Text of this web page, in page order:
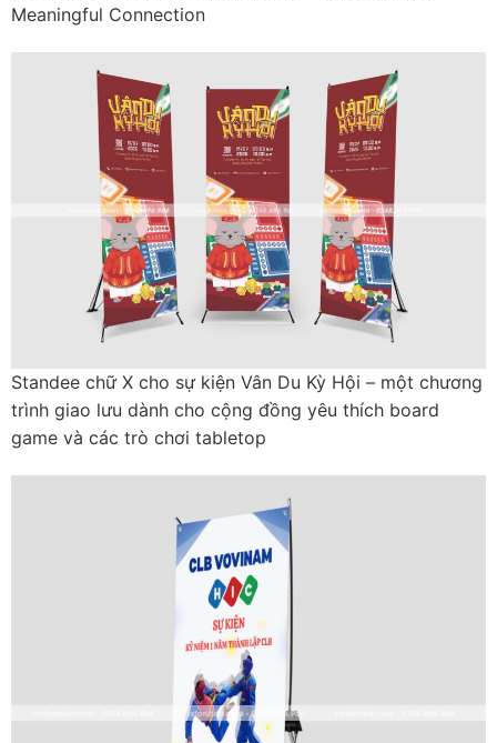
Meaningful Connection
Standee chữ X cho sự kiện Vân Du Kỳ Hội – một chương
trình giao lưu dành cho cộng đồng yêu thích board
game và các trò chơi tabletop